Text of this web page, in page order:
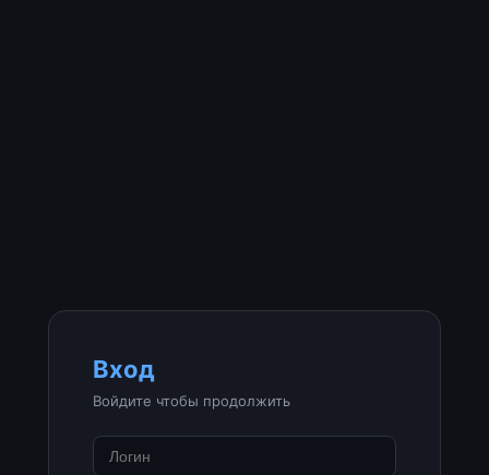
Вход
Войдите чтобы продолжить